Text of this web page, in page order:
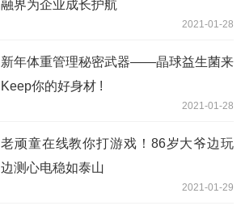
融界为企业成长护航
2021-01-28
新年体重管理秘密武器——晶球益生菌来
Keep你的好身材 !
2021-01-28
老顽童在线教你打游戏！86岁大爷边玩
边测心电稳如泰山
2021-01-29